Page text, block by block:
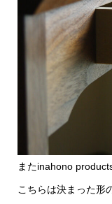
またinahono
こちらは決まった形